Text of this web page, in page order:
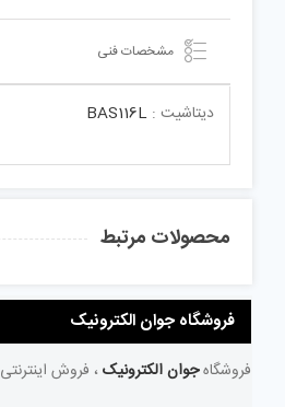
مشخصات فنی
دیتاشیت : BAS116L
محصولات مرتبط
فروشگاه جوان الکترونیک
فروشگاهجوان الکترونیک ، فروش اینترنتی